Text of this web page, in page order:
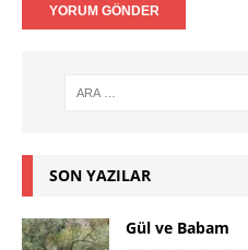
SON YAZILAR
Gül ve Babam